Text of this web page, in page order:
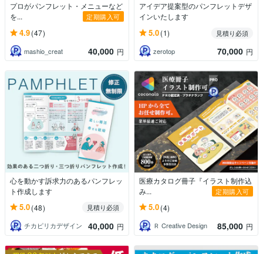
プロがパンフレット・メニューなど
を...
定期購入可
4.9(47)
mashio_creat 40,000 円
アイデア提案型のパンフレットデザ
インいたします
5.0(1)
見積り必須
zerotop
70,000 円
心を動かす訴求力のあるパンフレッ
ト作成します
5.0(48)
見積り必須
チカピリカデザイン
40,000 円
医療カタログ冊子『イラスト制作込
み...
定期購入可
5.0(4)
Ｒ Creative Design 85,000 円